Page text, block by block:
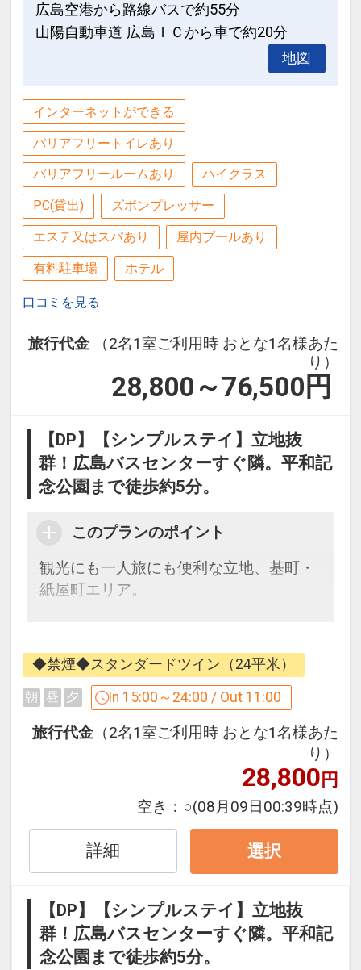
設定期間：2021年12月17日～2027年4
月30日
広島空港から路線バスで約55分
山陽自動車道 広島ＩＣから車で約20分
地図
インターネットができる
バリアフリートイレあり
バリアフリールームあり ハイクラス
PC(貸出) ズボンプレッサー
エステ又はスパあり 屋内プールあり
有料駐車場 ホテル
口コミを見る
旅行代金
（2名1室ご利用時 おとな1名様あた
り）
28,800～76,500 円
【DP】【シンプルステイ】立地抜
群！広島バスセンターすぐ隣。平和記
念公園まで徒歩約5分。
このプランのポイント
観光にも一人旅にも便利な立地、基町・
紙屋町エリア。
着）隣接という
分かりやすい抜群の立地で、迷わず楽々
チェックイン。
皆様の貴重な時間をしっかりとサポート
いたします。
・客室は全て14階、22平米以上
・バスルームには、女性に嬉しい拡大鏡
・ズボンプレッサー、加湿空気清浄機完
備
■アクセス■
・広島バスセンター（広島空港リムジン
バス発着）すぐ隣！
◆禁煙◆スタンダードツイン（24平米）
朝 昼 夕 In 15:00～24:00 / Out 11:00
旅行代金 （2名1室ご利用時 おとな1名様あた
り）
28,800円
空き： ○(08月09日00:39時点)
詳細 選択
【DP】【シンプルステイ】立地抜
群！広島バスセンターすぐ隣。平和記
念公園まで徒歩約5分。